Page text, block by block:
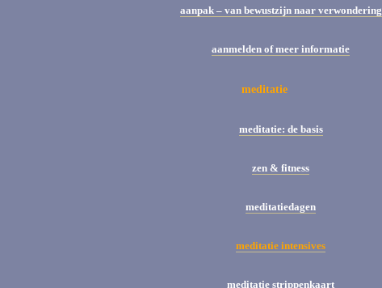
aanpak – van bewustzijn naar verwondering
aanmelden of meer informatie
meditatie
meditatie: de basis
zen & fitness
meditatiedagen
meditatie intensives
meditatie strippenkaart